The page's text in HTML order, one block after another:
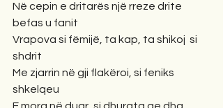
Në cepin e dritarës një rreze drite
befas u fanit
Vrapova si fëmijë, ta kap, ta shikoj  si
shdrit
Me zjarrin në gji flakëroi, si feniks
shkelqeu